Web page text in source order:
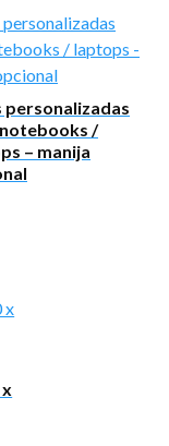
personalizadas
/
– manija